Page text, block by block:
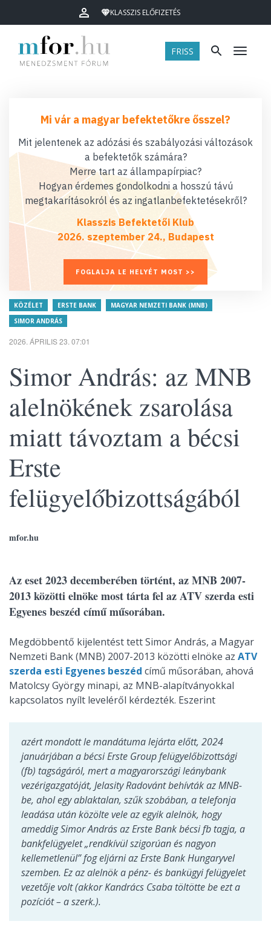
KLASSZIS ELŐFIZETÉS
FRISS Menü
Mi vár a magyar befektetőkre ősszel?
Mit jelentenek az adózási és szabályozási változások
a befektetők számára?
Merre tart az állampapírpiac?
Hogyan érdemes gondolkodni a hosszú távú
megtakarításokról és az ingatlanbefektetésekről?
Klasszis Befektetői Klub
2026. szeptember 24., Budapest
FOGLALJA LE HELYÉT MOST >>
KÖZÉLET ERSTE BANK
MAGYAR NEMZETI BANK (MNB)
SIMOR ANDRÁS
2026. ÁPRILIS 23. 07:01
Simor András: az MNB
alelnökének zsarolása
miatt távoztam a bécsi
Erste
felügyelőbizottságából
mfor.hu
Az eset 2023 decemberében történt, az MNB 2007-
2013 közötti elnöke most tárta fel az ATV szerda esti
Egyenes beszéd című műsorában.
Megdöbbentő kijelentést tett Simor András, a Magyar
Nemzeti Bank (MNB) 2007-2013 közötti elnöke az ATV
szerda esti Egyenes beszéd című műsorában, ahová
Matolcsy György minapi, az MNB-alapítványokkal
kapcsolatos nyílt leveléről kérdezték. Eszerint
azért mondott le mandátuma lejárta előtt, 2024
januárjában a bécsi Erste Group felügyelőbizottsági
(fb) tagságáról, mert a magyarországi leánybank
vezérigazgatóját, Jelasity Radovánt behívták az MNB-
be, ahol egy ablaktalan, szűk szobában, a telefonja
leadása után közölte vele az egyik alelnök, hogy
ameddig Simor András az Erste Bank bécsi fb tagja, a
bankfelügyelet „rendkívül szigorúan és nagyon
kellemetlenül” fog eljárni az Erste Bank Hungaryvel
szemben. Ez az alelnök a pénz- és bankügyi felügyelet
vezetője volt (akkor Kandrács Csaba töltötte be ezt a
pozíciót – a szerk.).